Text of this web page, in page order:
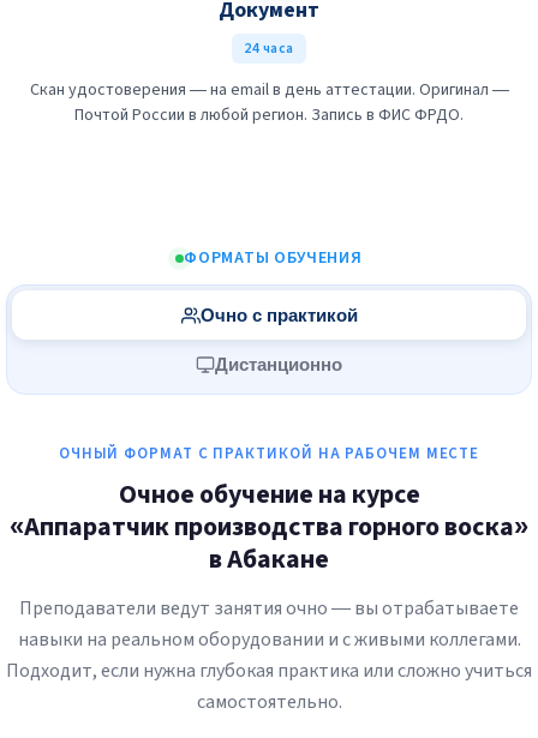
Документ
24 часа
Скан удостоверения — на email в день аттестации. Оригинал —
Почтой России в любой регион. Запись в ФИС ФРДО.
ФОРМАТЫ ОБУЧЕНИЯ
Очно с практикой
Дистанционно
ОЧНЫЙ ФОРМАТ С ПРАКТИКОЙ НА РАБОЧЕМ МЕСТЕ
Очное обучение на курсе
«Аппаратчик производства горного воска»
в Абакане
Преподаватели ведут занятия очно — вы отрабатываете
навыки на реальном оборудовании и с живыми коллегами.
Подходит, если нужна глубокая практика или сложно учиться
самостоятельно.